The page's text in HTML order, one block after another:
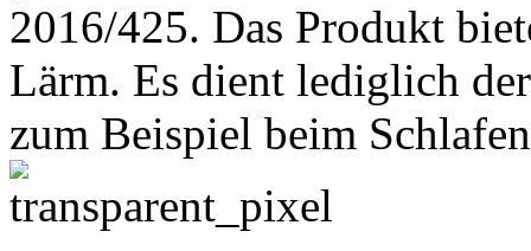
2016/425. Das Produkt
Lärm. Es dient lediglich
zum Beispiel beim